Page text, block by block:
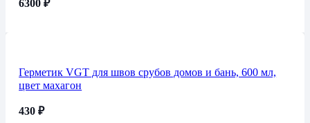
6300₽
Герметик VGT для швов срубов домов и бань, 600 мл,
цвет махагон
430₽